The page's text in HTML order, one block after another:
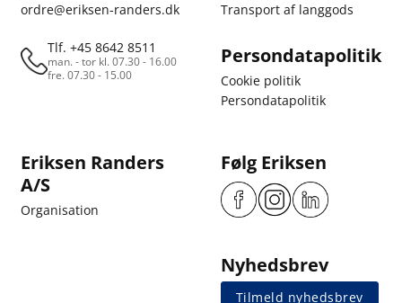
ordre@eriksen-randers.dk
Tlf. +45 8642 8511
man. - tor kl. 07.30 - 16.00
fre. 07.30 - 15.00
Transport af langgods
Persondatapolitik
Cookie politik
Persondatapolitik
Eriksen Randers
A/S
Organisation
Følg Eriksen
Nyhedsbrev
Tilmeld nyhedsbrev